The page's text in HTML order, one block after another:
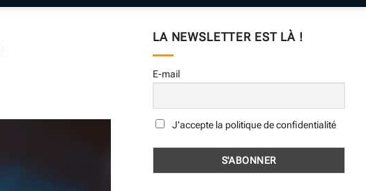
LA NEWSLETTER EST LÀ !
E-mail
J'accepte la politique de confidentialité